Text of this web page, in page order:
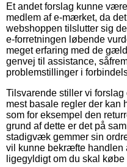
Et andet forslag kunne
medlem af e-mærket, da
webshoppen tilslutter sig
e-forretningen løbende
meget erfaring med de
genvej til assistance,
problemstillinger i
Tilsvarende stiller vi
mest basale regler der kan
som for eksempel den
grund af dette er det på
stadigvæk gemmer sin
vil kunne bekræfte handlen
ligegyldigt om du skal